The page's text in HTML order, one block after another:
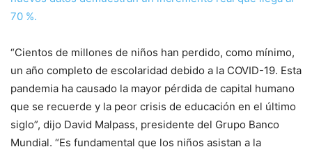
70 %.
“Cientos de millones de niños han perdido, como mínimo,
un año completo de escolaridad debido a la COVID-19. Esta
pandemia ha causado la mayor pérdida de capital humano
que se recuerde y la peor crisis de educación en el último
siglo”, dijo David Malpass, presidente del Grupo Banco
Mundial. “Es fundamental que los niños asistan a la